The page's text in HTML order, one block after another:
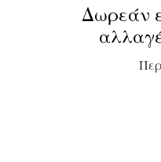
Δωρεάν